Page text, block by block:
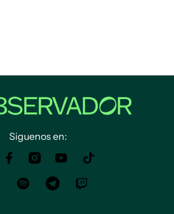
Siguenos en: